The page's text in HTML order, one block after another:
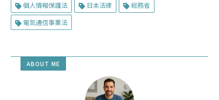
個人情報保護法
日本法律
総務省
電気通信事業法
ABOUT ME